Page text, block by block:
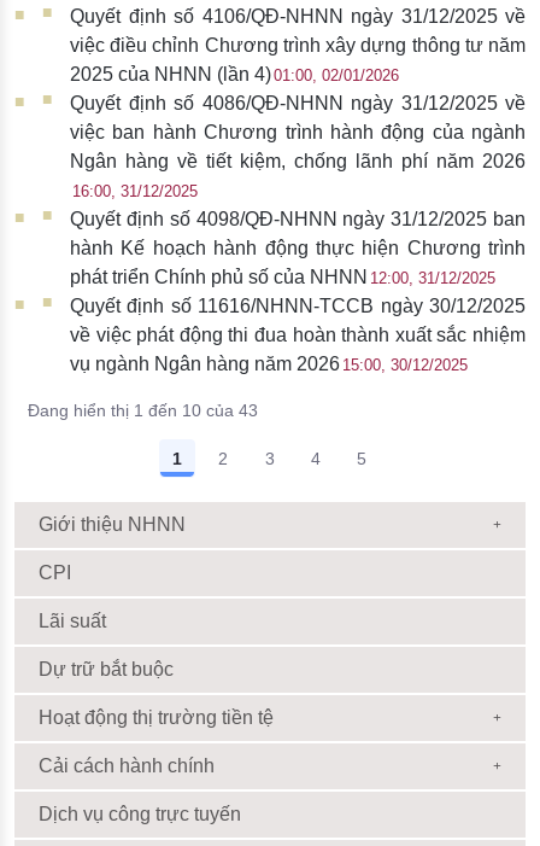
Quyết định số 4106/QĐ-NHNN ngày 31/12/2025 về
việc điều chỉnh Chương trình xây dựng thông tư năm
2025 của NHNN (lần 4)01:00, 02/01/2026
Quyết định số 4086/QĐ-NHNN ngày 31/12/2025 về
việc ban hành Chương trình hành động của ngành
Ngân hàng về tiết kiệm, chống lãnh phí năm 2026
16:00, 31/12/2025
Quyết định số 4098/QĐ-NHNN ngày 31/12/2025 ban
hành Kế hoạch hành động thực hiện Chương trình
phát triển Chính phủ số của NHNN 12:00, 31/12/2025
Quyết định số 11616/NHNN-TCCB ngày 30/12/2025
về việc phát động thi đua hoàn thành xuất sắc nhiệm
vụ ngành Ngân hàng năm 2026 15:00, 30/12/2025
Đang hiển thị 1 đến 10 của 43
1 2 3 4 5
Giới thiệu NHNN
CPI
Lãi suất
Dự trữ bắt buộc
Hoạt động thị trường tiền tệ
Cải cách hành chính
Dịch vụ công trực tuyến